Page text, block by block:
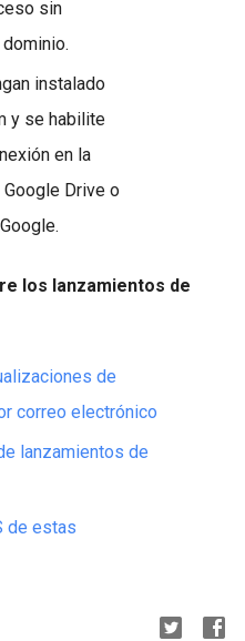
sin
instalado
y se habilite
en la
Drive o
los lanzamientos de
de
correo electrónico
lanzamientos de
de estas